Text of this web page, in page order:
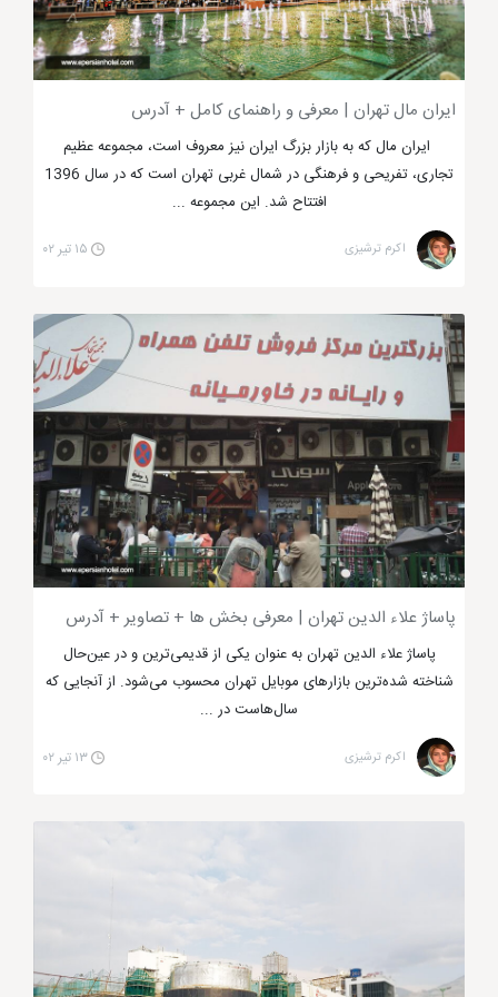
مرکز خرید پالادیوم منبع برندها
مرکز خرید پالادیوم تهران یک تفاوت مهم با دیگر بازارهای
تهران دارد که آن هم وجود کلینیک زیبایی، ماساژ، سالن
های زیبایی و ... است اما برای شکموها نیز فودکورت مکان
غذاهای خوشمزه شوند که در بازار پالادیوم یک فود کورت
وسیع وجود دارد که نیاز این دسته از مشتریان را هم برطرف
می کند.
مجتمع تجاری کوروش و لذت فیلم دیدن
مرکز خرید کوروش تهراناز دیگر مراکز خرید گران قیمت
تهران است که انواع البسه زنانه و مردانه، کیف و کفش،
لوازم آرایشی و عطر ادکلن را نیز عرضه می کند. تمامی
کالاهای ذکر شده برند بوده و بسیار گران قیمت هستند. در
این مرکز خرید تهران شما می توانید لذت خرید و تفریح را
باهم تجربه کنید زیرا در این مکان تجاری سینما وجود دارد
که بسیار لوکس است.
ایران مال تهران | معرفی و راهنمای کامل + آدرس
ایران مال که به بازار بزرگ ایران نیز معروف است، مجموعه عظیم
تجاری، تفریحی و فرهنگی در شمال غربی تهران است که در سال 1396
افتتاح شد. این مجموعه ...
اکرم ترشیزی ۱۵ تیر ۰۲
پاساژ علاء الدین تهران | معرفی بخش ها + تصاویر + آدرس
پاساژ علاء الدین تهران به عنوان یکی از قدیمی‌ترین و در عین‌حال
شناخته شده‌ترین بازار‌های موبایل تهران محسوب می‌شود. از آنجایی که
سال‌هاست در ...
اکرم ترشیزی ۱۳ تیر ۰۲